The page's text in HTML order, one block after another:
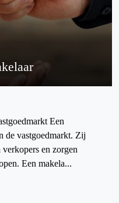
Een
de vastgoedmarkt. Zij
en zorgen
Een makela...